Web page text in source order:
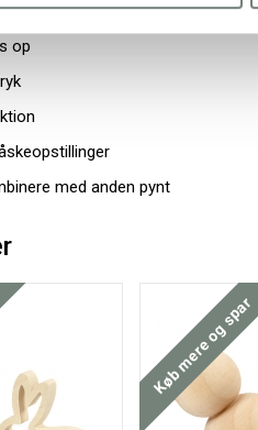
sæsondekoration
op
med anden pynt
Køb mere og spar